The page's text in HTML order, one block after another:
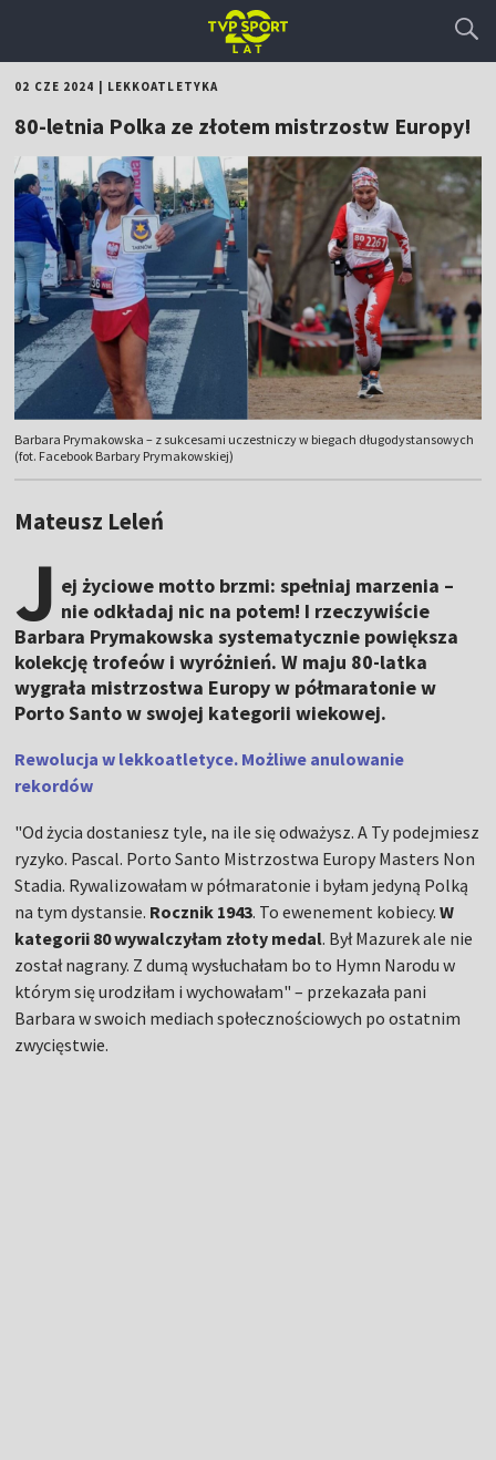
02 CZE 2024 LEKKOATLETYKA
80-letnia Polka ze złotem mistrzostw Europy!
Barbara Prymakowska – z sukcesami uczestniczy w biegach długodystansowych
(fot. Facebook Barbary Prymakowskiej)
Mateusz Leleń
J ej życiowe motto brzmi: spełniaj marzenia –
nie odkładaj nic na potem! I rzeczywiście
Barbara Prymakowska systematycznie powiększa
kolekcję trofeów i wyróżnień. W maju 80-latka
wygrała mistrzostwa Europy w półmaratonie w
Porto Santo w swojej kategorii wiekowej.
Rewolucja w lekkoatletyce. Możliwe anulowanie
rekordów
"Od życia dostaniesz tyle, na ile się odważysz. A Ty podejmiesz
ryzyko. Pascal. Porto Santo Mistrzostwa Europy Masters Non
Stadia. Rywalizowałam w półmaratonie i byłam jedyną Polką
na tym dystansie. Rocznik 1943. To ewenement kobiecy.W
kategorii 80 wywalczyłam złoty medal. Był Mazurek ale nie
został nagrany. Z dumą wysłuchałam bo to Hymn Narodu w
którym się urodziłam i wychowałam" – przekazała pani
Barbara w swoich mediach społecznościowych po ostatnim
zwycięstwie.